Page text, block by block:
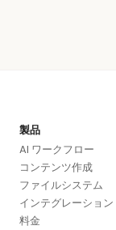
製品
AI ワークフロー
コンテンツ作成
ファイルシステム
インテグレーション
料金